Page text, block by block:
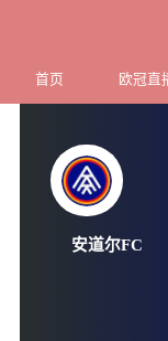
首页 欧冠直